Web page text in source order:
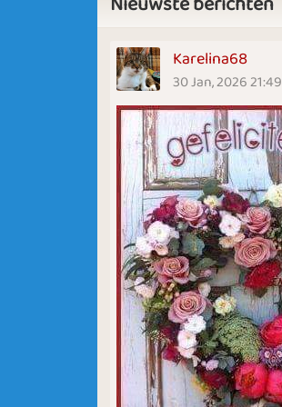
Karelina68
30 Jan, 2026 21:49